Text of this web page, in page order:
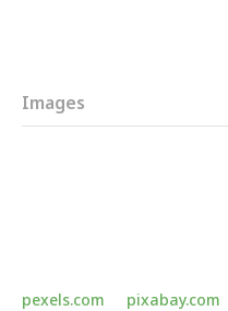
Images
pexels.com pixabay.com